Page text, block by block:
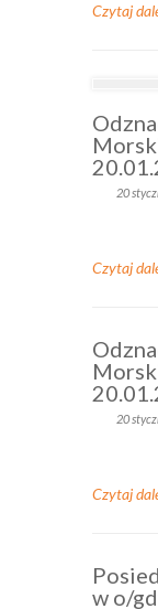
Czytaj
20
Czytaj
20
Czytaj
w o/